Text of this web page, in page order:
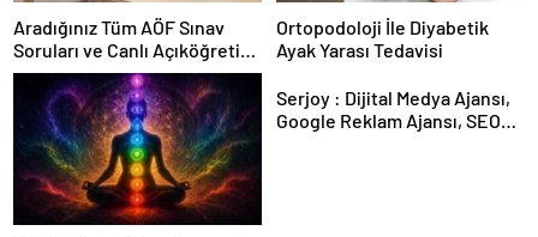
Aradığınız Tüm AÖF Sınav
Soruları ve Canlı Açıköğretim
Forumu Burada
Ortopodoloji İle Diyabetik
Ayak Yarası Tedavisi
Serjoy : Dijital Medya Ajansı,
Google Reklam Ajansı, SEO